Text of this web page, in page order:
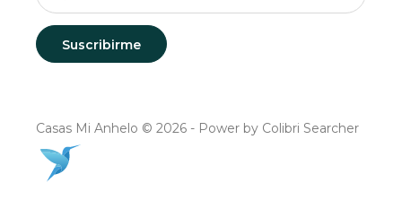
Casas Mi Anhelo © 2026 - Power by Colibri Searcher